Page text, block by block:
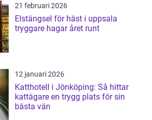
21 februari 2026
Elstängsel för häst i uppsala
tryggare hagar året runt
12 januari 2026
Katthotell i Jönköping: Så hittar
kattägare en trygg plats för sin
bästa vän